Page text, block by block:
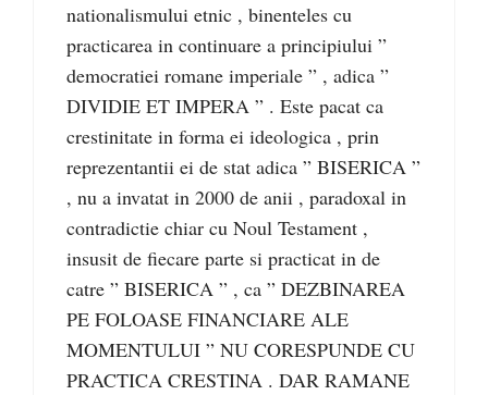
nationalismului etnic , binenteles cu
practicarea in continuare a principiului ”
democratiei romane imperiale ” , adica ”
DIVIDIE ET IMPERA ” . Este pacat ca
crestinitate in forma ei ideologica , prin
reprezentantii ei de stat adica ” BISERICA ”
, nu a invatat in 2000 de anii , paradoxal in
contradictie chiar cu Noul Testament ,
insusit de fiecare parte si practicat in de
catre ” BISERICA ” , ca ” DEZBINAREA
PE FOLOASE FINANCIARE ALE
MOMENTULUI ” NU CORESPUNDE CU
PRACTICA CRESTINA . DAR RAMANE